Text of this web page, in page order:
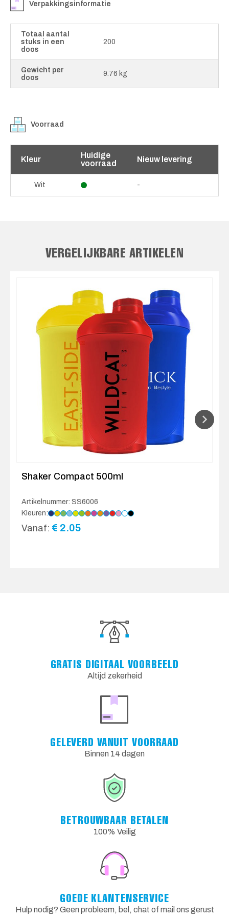
Verpakkingsinformatie
Totaal aantal
stuks in een
doos
200
Gewicht per
doos
9.76 kg
Voorraad
Kleur
Huidige
voorraad
Nieuw levering
Wit -
VERGELIJKBARE ARTIKELEN
Shaker Compact 500ml
Artikelnummer: SS6006
Kleuren:
Vanaf: € 2.05
GRATIS DIGITAAL VOORBEELD
Altijd zekerheid
GELEVERD VANUIT VOORRAAD
Binnen 14 dagen
BETROUWBAAR BETALEN
100% Veilig
GOEDE KLANTENSERVICE
Hulp nodig? Geen probleem, bel, chat of mail ons gerust